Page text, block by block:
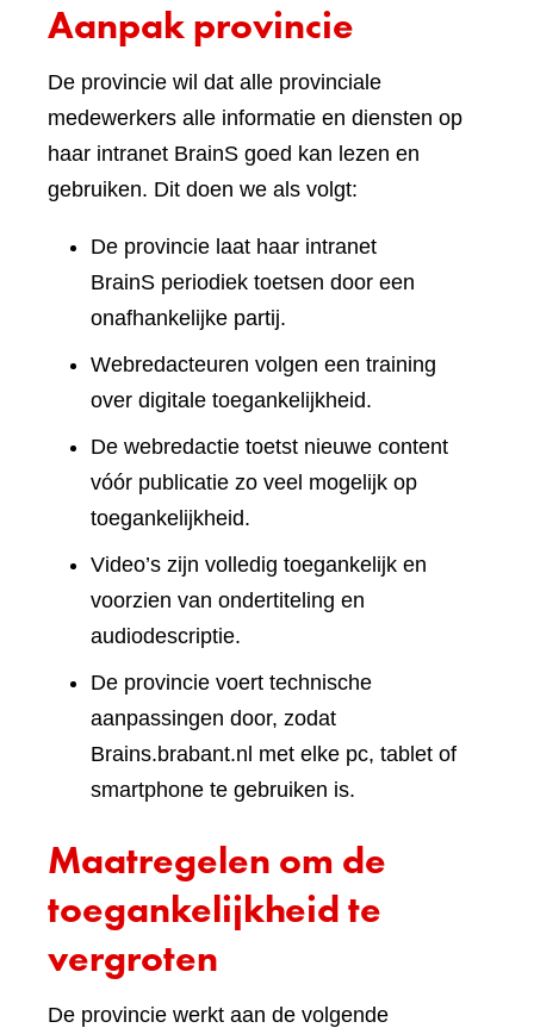
Aanpak provincie
De provincie wil dat alle provinciale
medewerkers alle informatie en diensten op
haar intranet BrainS goed kan lezen en
gebruiken. Dit doen we als volgt:
De provincie laat haar intranet
BrainS periodiek toetsen door een
onafhankelijke partij.
Webredacteuren volgen een training
over digitale toegankelijkheid.
De webredactie toetst nieuwe content
vóór publicatie zo veel mogelijk op
toegankelijkheid.
Video’s zijn volledig toegankelijk en
voorzien van ondertiteling en
audiodescriptie.
De provincie voert technische
aanpassingen door, zodat
Brains.brabant.nl met elke pc, tablet of
smartphone te gebruiken is.
Maatregelen om de
toegankelijkheid te
vergroten
De provincie werkt aan de volgende